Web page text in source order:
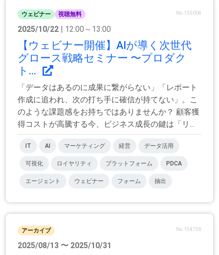
ウェビナー 視聴無料 No.155004
2025/10/22 | 12:00～13:00
【ウェビナー開催】AIが導く次世代
グロース戦略セミナー 〜プロダク
ト...
「データはあるのに成果に繋がらない」「レポート
作成に追われ、次の打ち手に確信が持てない」。こ
のような課題感をお持ちではありませんか？ 顧客獲
得コストが高騰する今、ビジネス成長の鍵は「リ...
IT AI マーケティング 経営 データ活用
可視化 ロイヤリティ プラットフォーム PDCA
エージェント ウェビナー フォーム 抽出
アーカイブ No.154738
2025/08/13 〜 2025/10/31